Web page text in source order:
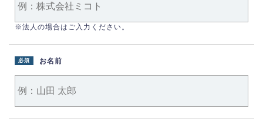
※法人の場合はご入力ください。
お名前
必須